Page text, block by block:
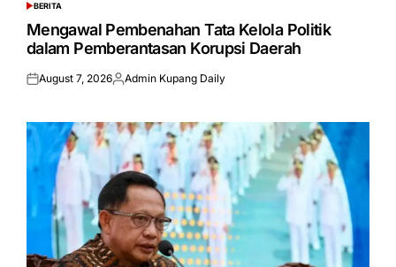
POSTED
IN
BERITA
Mengawal Pembenahan Tata Kelola Politik
dalam Pemberantasan Korupsi Daerah
Posted
August 7, 2026Posted
Admin Kupang Daily